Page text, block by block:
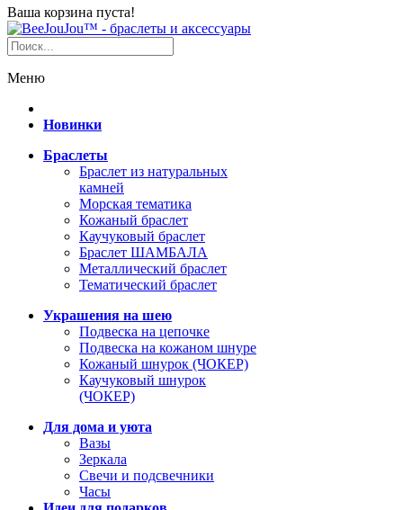
Ваша корзина пуста!
Меню
Новинки
Браслеты
Браслет из натуральных
камней
Морская тематика
Кожаный браслет
Каучуковый браслет
Браслет ШАМБАЛА
Металлический браслет
Тематический браслет
Украшения на шею
Подвеска на цепочке
Подвеска на кожаном шнуре
Кожаный шнурок (ЧОКЕР)
Каучуковый шнурок
(ЧОКЕР)
Для дома и уюта
Вазы
Зеркала
Свечи и подсвечники
Часы